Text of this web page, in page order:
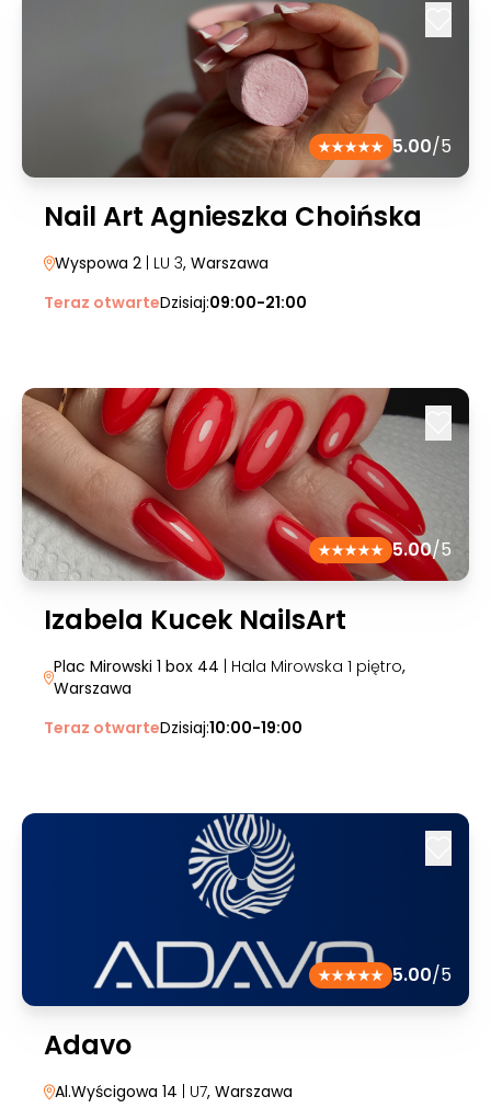
5.00/5
Nail Art Agnieszka Choińska
Wyspowa 2 | LU 3, Warszawa
Teraz otwarteDzisiaj:09:00-21:00
5.00/5
Izabela Kucek NailsArt
Plac Mirowski 1 box 44 | Hala Mirowska 1 piętro,
Warszawa
Teraz otwarteDzisiaj:10:00-19:00
5.00/5
Adavo
Al.Wyścigowa 14 | U7, Warszawa